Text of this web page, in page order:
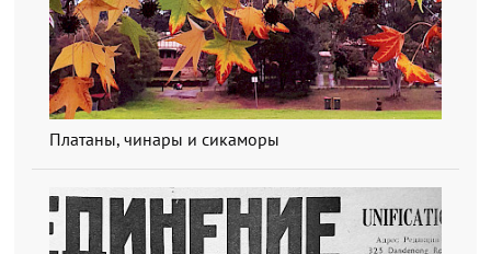
Платаны, чинары и сикаморы